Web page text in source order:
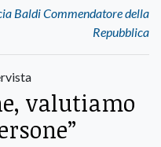
Baldi Commendatore della
Repubblica
valutiamo